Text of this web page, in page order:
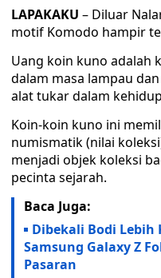
LAPAKAKU – Diluar
motif Komodo hampir
Uang koin kuno adalah
dalam masa lampau
alat tukar dalam
Koin-koin kuno ini
numismatik (nilai
menjadi objek koleksi
pecinta sejarah.
Baca Juga:
Dibekali Bodi Lebih
Samsung Galaxy Z
Pasaran